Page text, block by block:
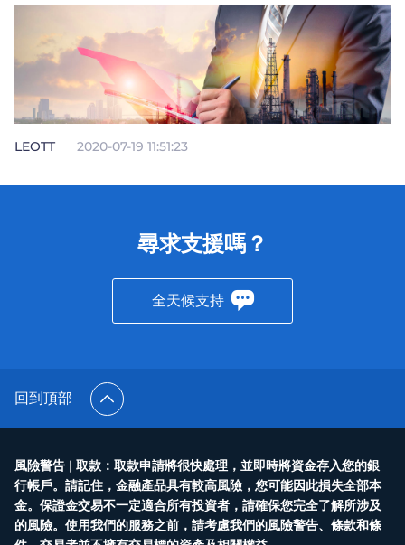
LEOTT 2020-07-19 11:51:23
尋求支援嗎？
全天候支持
回到頂部
風險警告 | 取款：取款申請將很快處理，並即時將資金存入您的銀
行帳戶。請記住，金融產品具有較高風險，您可能因此損失全部本
金。保證金交易不一定適合所有投資者，請確保您完全了解所涉及
的風險。使用我們的服務之前，請考慮我們的風險警告、條款和條